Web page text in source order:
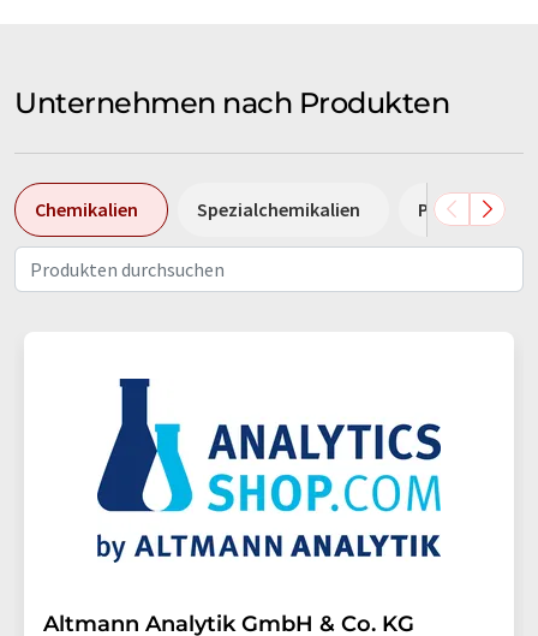
Unternehmen nach Produkten
Chemikalien Spezialchemikalien Pumpen
Altmann Analytik GmbH & Co. KG